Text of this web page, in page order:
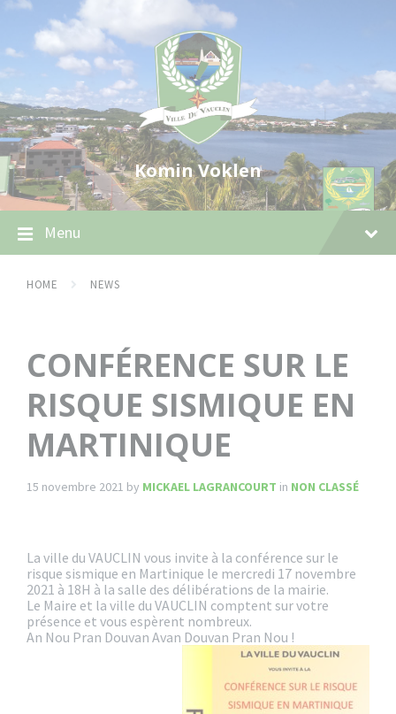
Skip
content
Skip
navigation
Skip
footer
Komin Voklen
Menu
HOME NEWS
CONFÉRENCE SUR LE
RISQUE SISMIQUE EN
MARTINIQUE
15 novembre 2021 by MICKAEL LAGRANCOURT in NON CLASSÉ
La ville du VAUCLIN vous invite à la conférence sur le
risque sismique en Martinique le mercredi 17 novembre
2021 à 18H à la salle des délibérations de la mairie.
Le Maire et la ville du VAUCLIN comptent sur votre
présence et vous espèrent nombreux.
An Nou Pran Douvan Avan Douvan Pran Nou !